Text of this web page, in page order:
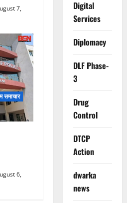
7,
समाचार
6,
Digital
Services
Diplomacy
DLF Phase-
3
Drug
Control
DTCP
Action
dwarka
news